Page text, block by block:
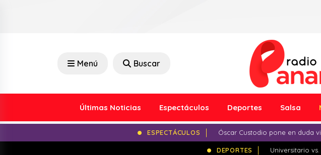
Menú Buscar
Últimas Noticias Espectáculos Deportes Salsa
ESPECTÁCULOS Óscar Custodio pone en duda
DEPORTES Universitario